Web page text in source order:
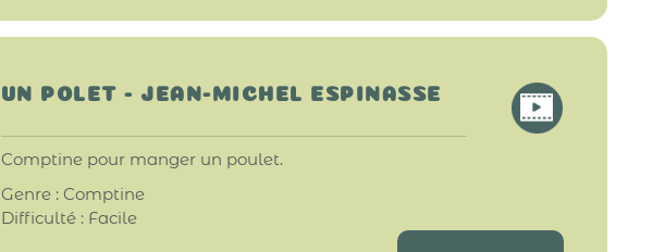
UN POLET - JEAN-MICHEL ESPINASSE
Comptine pour manger un poulet.
Genre : Comptine
Difficulté : Facile